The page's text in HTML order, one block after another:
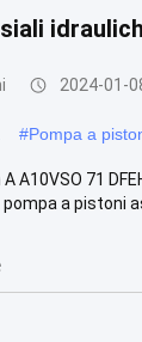
2024-01-
#Pompa a
A10VSO 71
pompa a pistoni